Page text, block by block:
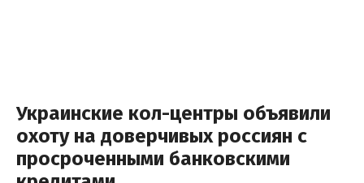
Украинские кол-центры объявили
охоту на доверчивых россиян с
просроченными банковскими